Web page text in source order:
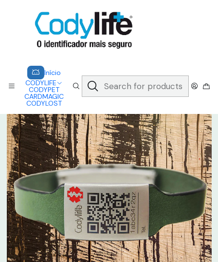
Início
CODYLIFE
CODYPET
CARDMAGIC
CODYLOST
A CODYLIFE PERMITE AOS SOCORRISTAS ACEDER
INSTANTANEAMENTE AOS SEUS DADOS ATRAVÉS DE UM QR CODE
Saber mais